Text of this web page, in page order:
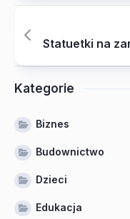
Statuetki na
Kategorie
Biznes
Budownictwo
Dzieci
Edukacja